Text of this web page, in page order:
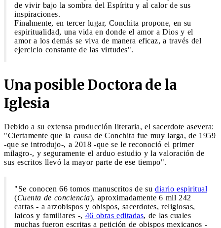
de vivir bajo la sombra del Espíritu y al calor de sus
inspiraciones.
Finalmente, en tercer lugar, Conchita propone, en su
espiritualidad, una vida en donde el amor a Dios y el
amor a los demás se viva de manera eficaz, a través del
ejercicio constante de las virtudes".
Una posible Doctora de la
Iglesia
Debido a su extensa producción literaria, el sacerdote asevera:
"Ciertamente que la causa de Conchita fue muy larga, de 1959
-que se introdujo-, a 2018 -que se le reconoció el primer
milagro-, y seguramente el arduo estudio y la valoración de
sus escritos llevó la mayor parte de ese tiempo".
"Se conocen 66 tomos manuscritos de su diario espiritual
(Cuenta de conciencia), aproximadamente 6 mil 242
cartas - a arzobispos y obispos, sacerdotes, religiosas,
laicos y familiares -, 46 obras editadas, de las cuales
muchas fueron escritas a petición de obispos mexicanos -